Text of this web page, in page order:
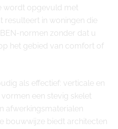
wordt opgevuld met
resulteert in woningen die
normen zonder dat u
het gebied van comfort of
als effectief: verticale en
een stevig skelet
afwerkingsmaterialen
bouwwijze biedt architecten